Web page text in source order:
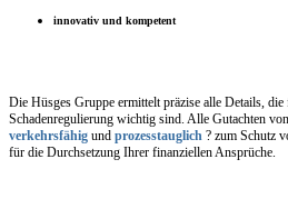
innovativ und kompetent
Die Hüsges Gruppe ermittelt präzise alle Details,
Schadenregulierung wichtig sind. Alle Gutachten
verkehrsfähig und prozesstauglich ? zum Schutz
für die Durchsetzung Ihrer finanziellen Ansprüche.